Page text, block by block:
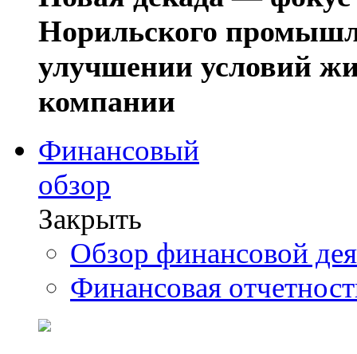
Норильского
улучшении условий
компании
Финансовый
обзор
Закрыть
Обзор финансовой
Финансовая